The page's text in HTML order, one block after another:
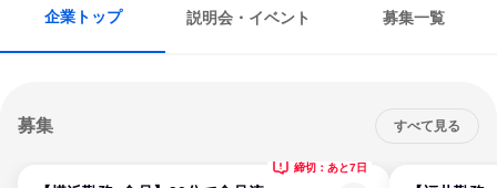
企業トップ 説明会・イベント 募集一覧
募集 すべて見る
締切：あと7日